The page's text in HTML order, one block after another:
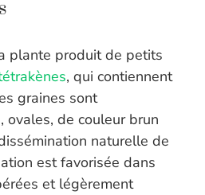
plante produit de petits
, qui contiennent
graines sont
ovales, de couleur brun
naturelle de
est favorisée dans
et légèrement